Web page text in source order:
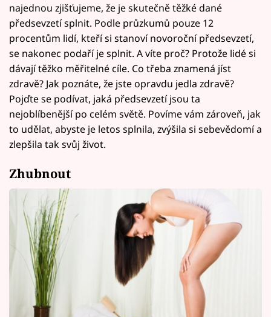
najednou zjišťujeme, že je skutečně těžké dané
předsevzetí splnit. Podle průzkumů pouze 12
procentům lidí, kteří si stanoví novoroční předsevzetí,
se nakonec podaří je splnit. A víte proč? Protože lidé si
dávají těžko měřitelné cíle. Co třeba znamená jíst
zdravě? Jak poznáte, že jste opravdu jedla zdravě?
Pojďte se podívat, jaká předsevzetí jsou ta
nejoblíbenější po celém světě. Povíme vám zároveň, jak
to udělat, abyste je letos splnila, zvýšila si sebevědomí a
zlepšila tak svůj život.
Zhubnout